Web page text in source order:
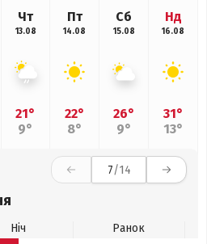
Чт
13.08
21°
9°
Пт
14.08
22°
8°
Сб
15.08
26°
9°
Нд
16.08
31°
13°
7/14
Ніч
Ранок